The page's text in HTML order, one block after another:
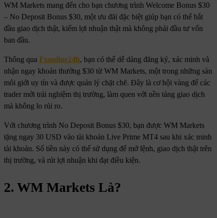
WM Markets mang đến cho bạn chương trình Welcome Bonus $30
– No Deposit Bonus $30, một ưu đãi đặc biệt giúp bạn có thể bắt
đầu giao dịch thật, kiếm lợi nhuận thật mà không phải đầu tư vốn
ban đầu.
Thông qua Fxonline24h, bạn có thể dễ dàng đăng ký, xác minh và
nhận ngay khoản thưởng $30 từ WM Markets, một trong những sàn
môi giới uy tín và được quản lý chặt chẽ. Đây là cơ hội vàng để các
trader mới trải nghiệm thị trường, làm quen với nền tảng giao dịch
mà không lo rủi ro.
Với chương trình No Deposit Bonus $30, bạn được WM Markets
tặng ngay 30 USD vào tài khoản Live Prime MT4 sau khi xác minh
tài khoản. Số tiền này có thể sử dụng để mở lệnh, giao dịch thật trên
thị trường, và rút lợi nhuận khi đạt điều kiện.
2. WM Markets Là?